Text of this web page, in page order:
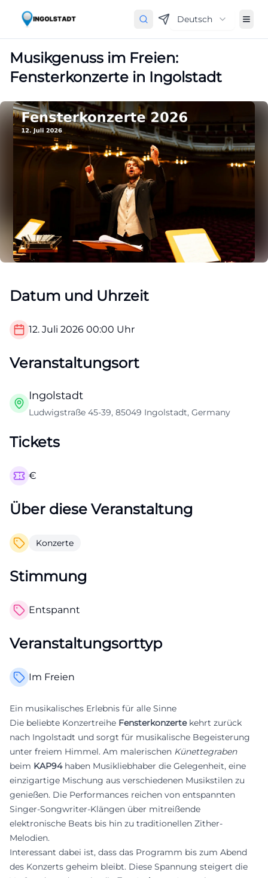
Deutsch
Musikgenuss im Freien:
Fensterkonzerte in Ingolstadt
Datum und Uhrzeit
12. Juli 2026 00:00 Uhr
Veranstaltungsort
Ingolstadt
Ludwigstraße 45-39, 85049 Ingolstadt, Germany
Tickets
€
Über diese Veranstaltung
Konzerte
Stimmung
Entspannt
Veranstaltungsorttyp
Im Freien
Ein musikalisches Erlebnis für alle Sinne
Die beliebte Konzertreihe Fensterkonzertekehrt zurück
nach Ingolstadt und sorgt für musikalische Begeisterung
unter freiem Himmel. Am malerischen Künettegraben
beim KAP94haben Musikliebhaber die Gelegenheit, eine
einzigartige Mischung aus verschiedenen Musikstilen zu
genießen. Die Performances reichen von entspannten
Singer-Songwriter-Klängen über mitreißende
elektronische Beats bis hin zu traditionellen Zither-
Melodien.
Interessant dabei ist, dass das Programm bis zum Abend
des Konzerts geheim bleibt. Diese Spannung steigert die